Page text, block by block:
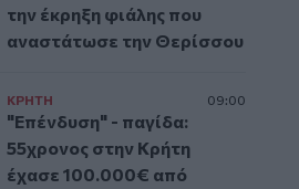
την έκρηξη φιάλης που
αναστάτωσε την Θερίσσου
ΚΡΗΤΗ 09:00
"Επένδυση" - παγίδα:
55χρονος στην Κρήτη
έχασε 100.000€ από